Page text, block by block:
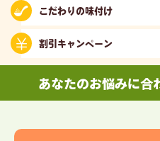
こだわりの味付け
割引キャンペーン
あなたのお悩みに合